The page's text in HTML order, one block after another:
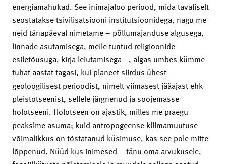
energiamahukad. See inimajaloo periood, mida tavaliselt
seostatakse tsivilisatsiooni institutsioonidega, nagu me
neid tänapäeval nimetame – põllumajanduse algusega,
linnade asutamisega, meile tuntud religioonide
esiletõusuga, kirja leiutamisega –, algas umbes kümme
tuhat aastat tagasi, kui planeet siirdus ühest
geoloogilisest perioodist, nimelt viimasest jääajast ehk
pleistotseenist, sellele järgnenud ja soojemasse
holotseeni. Holotseen on ajastik, milles me praegu
peaksime asuma; kuid antropogeense kliimamuutuse
võimalikkus on tõstatanud küsimuse, kas see pole mitte
lõppenud. Nüüd kus inimesed – tänu oma arvukusele,